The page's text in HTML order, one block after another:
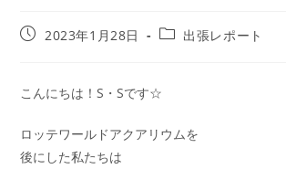
2023年1月28日 出張レポート
こんにちは！S・Sです☆
ロッテワールドアクアリウムを
後にした私たちは